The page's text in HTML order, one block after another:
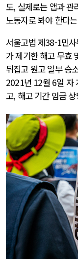
도, 실제로는 앱과 관
노동자로 봐야 한다
서울고법 제38-1민
가 제기한 해고 무효
뒤집고 원고 일부 승
2021년 12월 6일 자
고, 해고 기간 임금